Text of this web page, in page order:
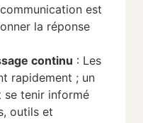
est
la réponse
continu : Les
rapidement ; un
se tenir informé
outils et